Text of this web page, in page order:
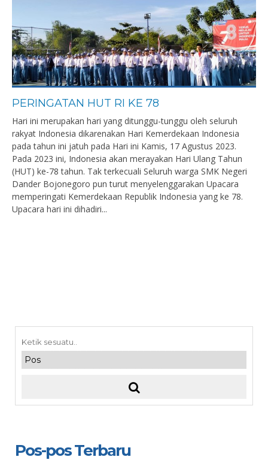
PERINGATAN HUT RI KE 78
Hari ini merupakan hari yang ditunggu-tunggu oleh seluruh
rakyat Indonesia dikarenakan Hari Kemerdekaan Indonesia
pada tahun ini jatuh pada Hari ini Kamis, 17 Agustus 2023.
Pada 2023 ini, Indonesia akan merayakan Hari Ulang Tahun
(HUT) ke-78 tahun. Tak terkecuali Seluruh warga SMK Negeri
Dander Bojonegoro pun turut menyelenggarakan Upacara
memperingati Kemerdekaan Republik Indonesia yang ke 78.
Upacara hari ini dihadiri...
Pos-pos Terbaru